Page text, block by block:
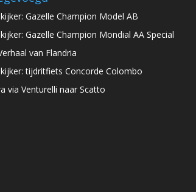
Gazelle Champion Model AB
Gazelle Champion Mondial AA Special
van Flandria
tijdritfiets Concorde Colombo
via Venturelli naar Scatto